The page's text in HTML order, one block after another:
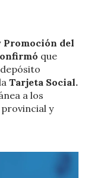
del
que
Tarjeta Social.
a los
y